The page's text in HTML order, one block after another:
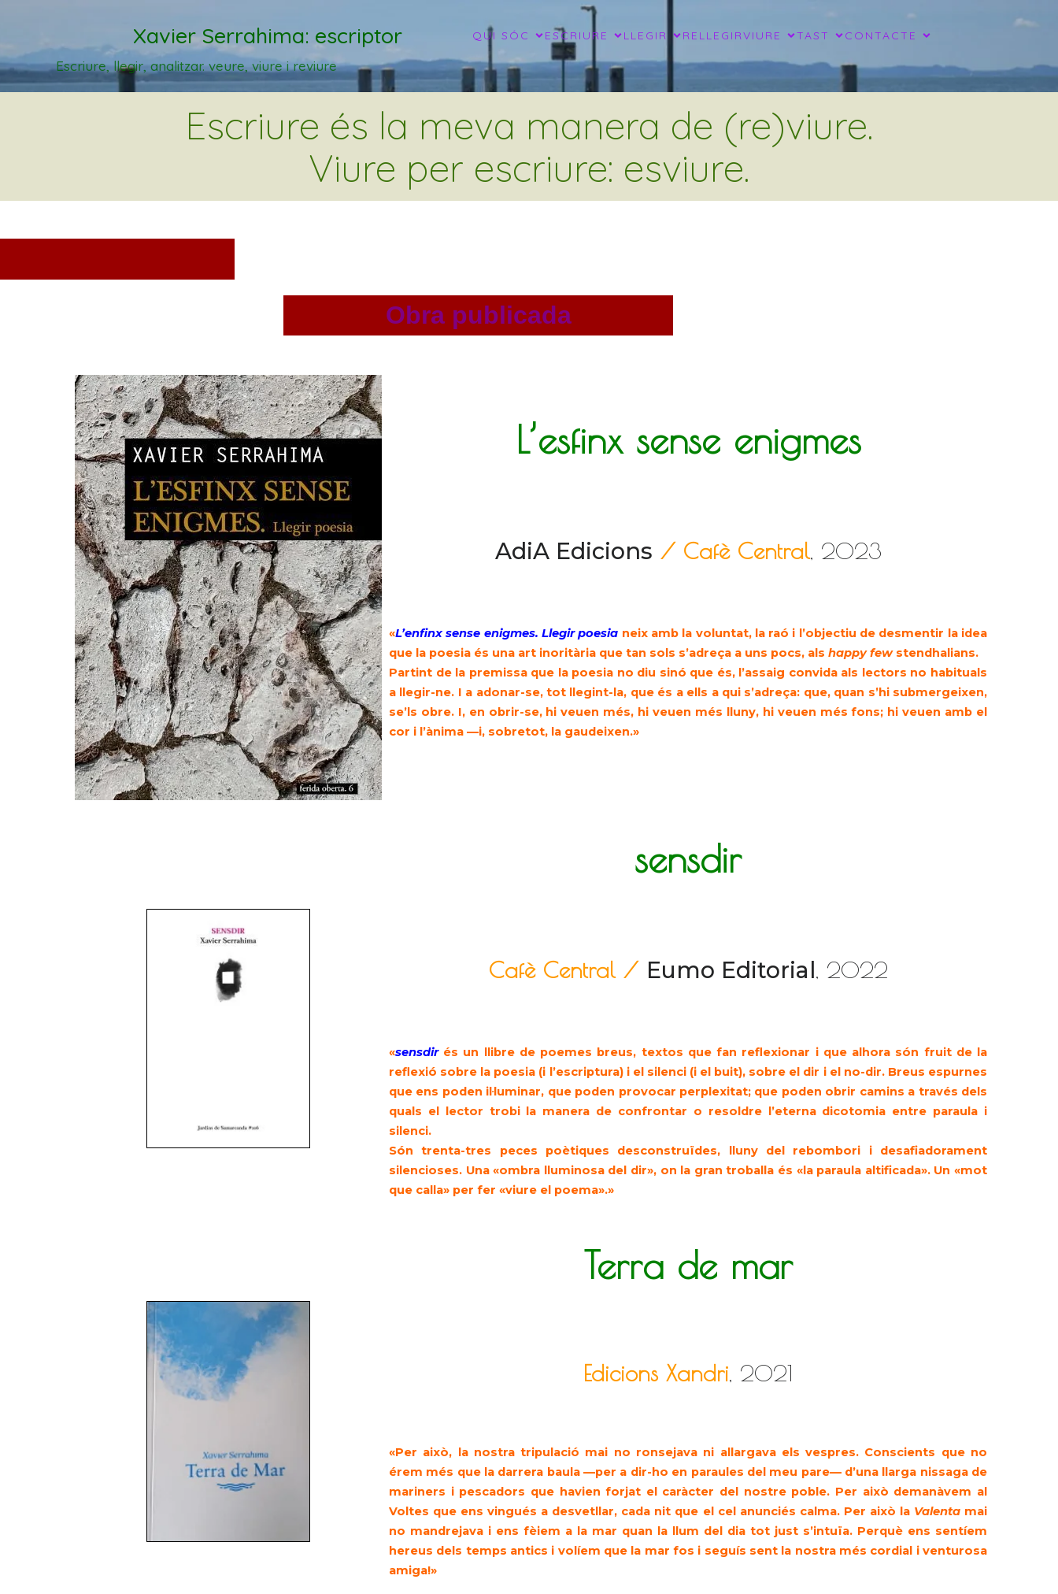
Xavier Serrahima: escriptor QUI SÓC ESCRIURE LLEGIR RELLEGIRVIURE TAST CONTACTE
Escriure, llegir, analitzar. veure, viure i reviure
Escriure és la meva manera de (re)viure.
Viure per escriure: esviure.
Obra publicada
L’esfinx sense enigmes
AdiA Edicions / Cafè Central, 2023
«L’enfinx sense enigmes. Llegir poesia neix amb la voluntat, la raó i l’objectiu de desmentir la idea
que la poesia és una art inoritària que tan sols s’adreça a uns pocs, als happy fewstendhalians.
Partint de la premissa que la poesia no diu sinó que és, l’assaig convida als lectors no habituals
a llegir-ne. I a adonar-se, tot llegint-la, que és a ells a qui s’adreça: que, quan s’hi submergeixen,
se’ls obre. I, en obrir-se, hi veuen més, hi veuen més lluny, hi veuen més fons; hi veuen amb el
cor i l’ànima —i, sobretot, la gaudeixen.»
sensdir
Cafè Central / Eumo Editorial, 2022
«sensdirés un llibre de poemes breus, textos que fan reflexionar i que alhora són fruit de la
reflexió sobre la poesia (i l’escriptura) i el silenci (i el buit), sobre el dir i el no-dir. Breus espurnes
que ens poden il·luminar, que poden provocar perplexitat; que poden obrir camins a través dels
quals el lector trobi la manera de confrontar o resoldre l’eterna dicotomia entre paraula i
silenci.
Són trenta-tres peces poètiques desconstruïdes, lluny del rebombori i desafiadorament
silencioses. Una «ombra lluminosa del dir», on la gran troballa és «la paraula altificada». Un «mot
que calla» per fer «viure el poema».»
Terra de mar
Edicions Xandri, 2021
«Per això, la nostra tripulació mai no ronsejava ni allargava els vespres. Conscients que no
érem més que la darrera baula —per a dir-ho en paraules del meu pare— d’una llarga nissaga de
mariners i pescadors que havien forjat el caràcter del nostre poble. Per això demanàvem al
Voltes que ens vingués a desvetllar, cada nit que el cel anunciés calma. Per això la Valentamai
no mandrejava i ens fèiem a la mar quan la llum del dia tot just s’intuïa. Perquè ens sentíem
hereus dels temps antics i volíem que la mar fos i seguís sent la nostra més cordial i venturosa
amiga!»